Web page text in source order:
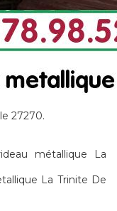
27270.
métallique La
La Trinite De